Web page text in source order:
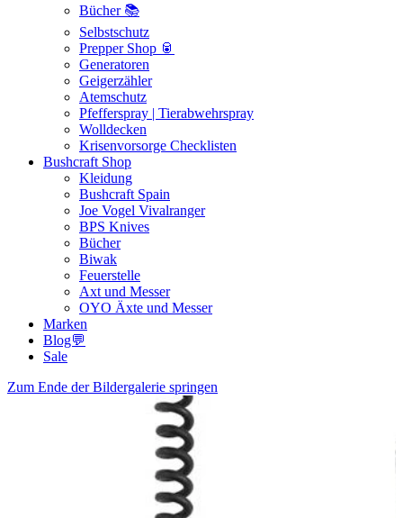
Bücher 📚
Selbstschutz
Prepper Shop 🥫
Generatoren
Geigerzähler
Atemschutz
Pfefferspray | Tierabwehrspray
Wolldecken
Krisenvorsorge Checklisten
Bushcraft Shop
Kleidung
Bushcraft Spain
Joe Vogel Vivalranger
BPS Knives
Bücher
Biwak
Feuerstelle
Axt und Messer
OYO Äxte und Messer
Marken
Blog💬
Sale
Zum Ende der Bildergalerie springen